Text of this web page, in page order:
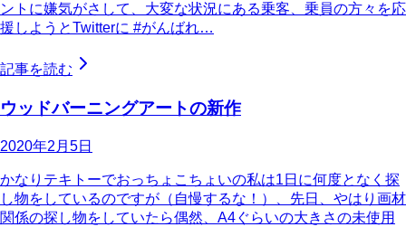
ントに嫌気がさして、大変な状況にある乗客、乗員の方々を応
援しようとTwitterに #がんばれ…
記事を読む
ウッドバーニングアートの新作
2020年2月5日
かなりテキトーでおっちょこちょいの私は1日に何度となく探
し物をしているのですが（自慢するな！）、先日、やはり画材
関係の探し物をしていたら偶然、A4ぐらいの大きさの未使用